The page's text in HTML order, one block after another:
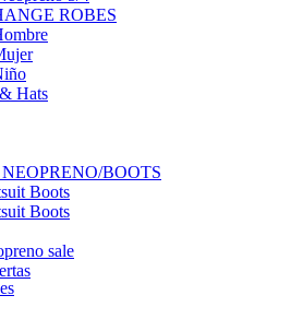
ROBES
Hats
BOOTS
Boots
Boots
sale
Este